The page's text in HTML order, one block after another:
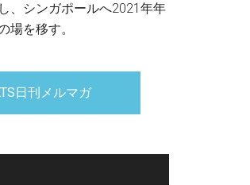
、シンガポールへ2021年年
場を移す。
日刊メルマガ